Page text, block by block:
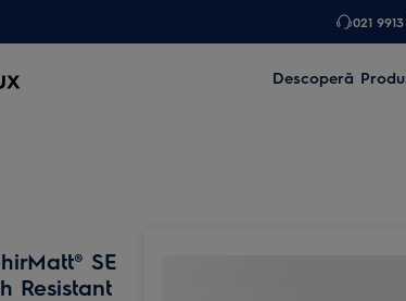
021 9913
Descoperă
SE
Resistant